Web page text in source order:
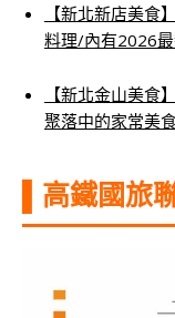
【新北新店美食
料理/內有2026
【新北金山美食
聚落中的家常美
▌高鐵國旅